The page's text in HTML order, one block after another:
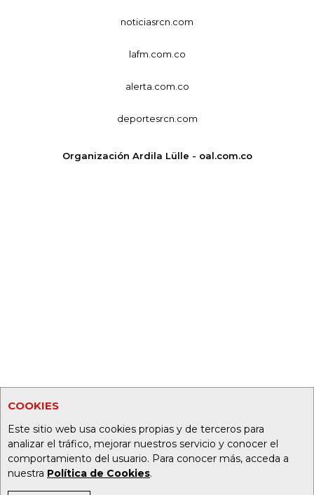
COOKIES
Este sitio web usa cookies propias y de terceros para
analizar el tráfico, mejorar nuestros servicio y conocer el
comportamiento del usuario. Para conocer más, acceda a
nuestra Política de Cookies.
noticiasrcn.com
lafm.com.co
alerta.com.co
deportesrcn.com
Organización Ardila Lülle - oal.com.co